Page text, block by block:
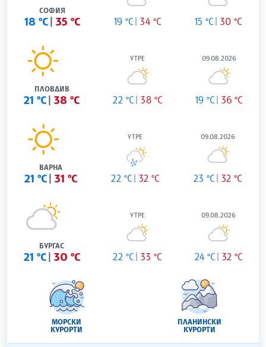
СОФИЯ
18 °C 35 °C 19 °C 34 °C 15 °C 30 °C
ПЛОВДИВ
21 °C 38 °C
УТРЕ
22 °C 38 °C
09.08.2026
19 °C 36 °C
ВАРНА
21 °C 31 °C
УТРЕ
22 °C 32 °C
09.08.2026
23 °C 32 °C
БУРГАС
21 °C 30 °C
УТРЕ
22 °C 33 °C
09.08.2026
24 °C 32 °C
МОРСКИ
КУРОРТИ
ПЛАНИНСКИ
КУРОРТИ